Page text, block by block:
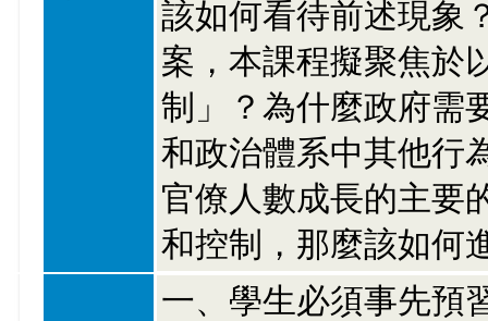
該如何看待前述現象
案，本課程擬聚焦於
制」？為什麼政府需
和政治體系中其他行
官僚人數成長的主要
和控制，那麼該如何
一、學生必須事先預